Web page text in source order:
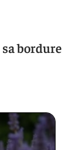
bordure